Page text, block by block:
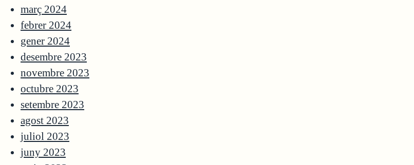
març 2024
febrer 2024
gener 2024
desembre 2023
novembre 2023
octubre 2023
setembre 2023
agost 2023
juliol 2023
juny 2023